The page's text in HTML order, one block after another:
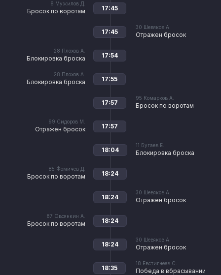
8 Мужилов Д.
Бросок по воротам 17:45
30 Шевяков А.
Отражен бросок
17:45
28 Плохов А.
Блокировка броска 17:54
28 Плохов А.
Блокировка броска 17:55
95 Комарков А.
Бросок по воротам
17:57
99 Сидоров М.
Отражен бросок 17:57
11 Бугаев Е.
Блокировка броска
18:04
85 Фомичев Д.
Бросок по воротам 18:24
30 Шевяков А.
Отражен бросок
18:24
87 Овсянкин А.
Бросок по воротам 18:24
30 Шевяков А.
Отражен бросок
18:24
18 Евстигнеев С.
Победа в вбрасывании
18:35